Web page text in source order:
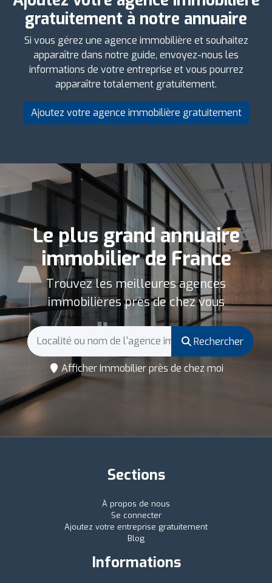
gratuitement à notre annuaire
Si vous gérez une agence immobilière et souhaitez
apparaître dans notre guide, envoyez-nous les
informations de votre entreprise et vous pourrez
apparaître totalement gratuitement.
Ajoutez votre agence immobilière gratuitement
Le plus grand annuaire
immobilier de France
Trouvez les meilleures agences
immobilières près de chez vous
Rechercher
Afficher Immobilier près de chez moi
Sections
À propos de nous
Se connecter
Ajoutez votre entreprise gratuitement
Blog
Informations